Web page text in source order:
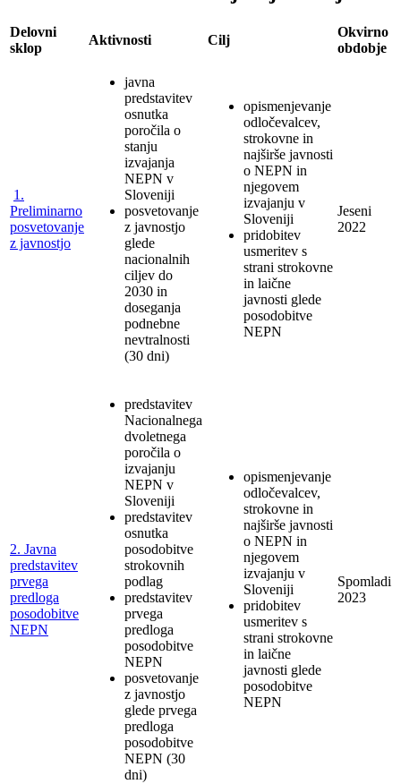
Delovni
sklop
Aktivnosti Cilj
Okvirno
obdobje
1.
Preliminarno
posvetovanje
z javnostjo
javna
predstavitev
osnutka
poročila o
stanju
izvajanja
NEPN v
Sloveniji
posvetovanje
z javnostjo
glede
nacionalnih
ciljev do
2030 in
doseganja
podnebne
nevtralnosti
(30 dni)
opismenjevanje
odločevalcev,
strokovne in
najširše javnosti
o NEPN in
njegovem
izvajanju v
Sloveniji
pridobitev
usmeritev s
strani strokovne
in laične
javnosti glede
posodobitve
NEPN
Jeseni
2022
2. Javna
predstavitev
prvega
predloga
posodobitve
NEPN
predstavitev
Nacionalnega
dvoletnega
poročila o
izvajanju
NEPN v
Sloveniji
predstavitev
osnutka
posodobitve
strokovnih
podlag
predstavitev
prvega
predloga
posodobitve
NEPN
posvetovanje
z javnostjo
glede prvega
predloga
posodobitve
NEPN (30
dni)
opismenjevanje
odločevalcev,
strokovne in
najširše javnosti
o NEPN in
njegovem
izvajanju v
Sloveniji
pridobitev
usmeritev s
strani strokovne
in laične
javnosti glede
posodobitve
NEPN
Spomladi
2023